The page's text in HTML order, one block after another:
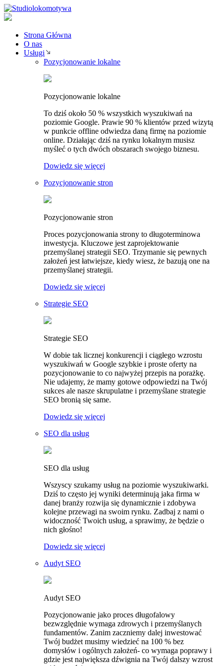
Strona Główna
O nas
Usługi
Pozycjonowanie lokalne
Pozycjonowanie lokalne
To dziś około 50 % wszystkich wyszukiwań na
poziomie Google. Prawie 90 % klientów przed wizytą
w punkcie offline odwiedza daną firmę na poziomie
online. Działając dziś na rynku lokalnym musisz
myśleć o tych dwóch obszarach swojego biznesu.
Dowiedz się więcej
Pozycjonowanie stron
Pozycjonowanie stron
Proces pozycjonowania strony to długoterminowa
inwestycja. Kluczowe jest zaprojektowanie
przemyślanej strategii SEO. Trzymanie się pewnych
założeń jest łatwiejsze, kiedy wiesz, że bazują one na
przemyślanej strategii.
Dowiedz się więcej
Strategie SEO
Strategie SEO
W dobie tak licznej konkurencji i ciągłego wzrostu
wyszukiwań w Google szybkie i proste oferty na
pozycjonowanie to co najwyżej przepis na porażkę.
Nie udajemy, że mamy gotowe odpowiedzi na Twój
sukces ale nasze skrupulatne i przemyślane strategie
SEO bronią się same.
Dowiedz się więcej
SEO dla usług
SEO dla usług
Wszyscy szukamy usług na poziomie wyszukiwarki.
Dziś to często jej wyniki determinują jaka firma w
danej branży rozwija się dynamicznie i zdobywa
kolejne przewagi na swoim rynku. Zadbaj z nami o
widoczność Twoich usług, a sprawimy, że będzie o
nich głośno!
Dowiedz się więcej
Audyt SEO
Audyt SEO
Pozycjonowanie jako proces długofalowy
bezwzględnie wymaga zdrowych i przemyślanych
fundamentów. Zanim zaczniemy dalej inwestować
Twój budżet musimy wiedzieć na 100 % bez
domysłów i ogólnych założeń- co wymaga poprawy i
gdzie jest największa dźwignia na Twój dalszy wzrost